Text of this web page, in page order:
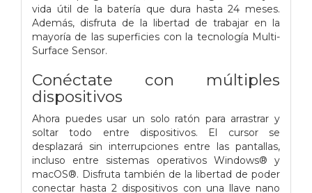
vida útil de la batería que dura hasta 24 meses.
Además, disfruta de la libertad de trabajar en la
mayoría de las superficies con la tecnología Multi-
Surface Sensor.
Conéctate con múltiples
dispositivos
Ahora puedes usar un solo ratón para arrastrar y
soltar todo entre dispositivos. El cursor se
desplazará sin interrupciones entre las pantallas,
incluso entre sistemas operativos Windows® y
macOS®. Disfruta también de la libertad de poder
conectar hasta 2 dispositivos con una llave nano